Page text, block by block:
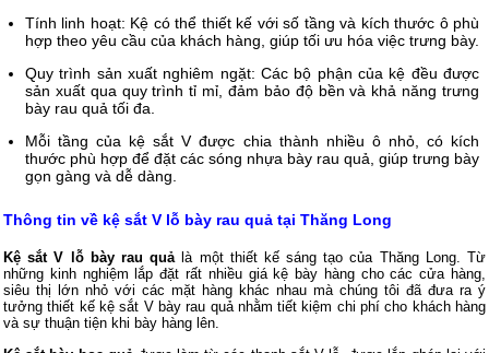
Tính linh hoạt: Kệ có thể thiết kế với số tầng và kích thước ô phù
hợp theo yêu cầu của khách hàng, giúp tối ưu hóa việc trưng bày.
Quy trình sản xuất nghiêm ngặt: Các bộ phận của kệ đều được
sản xuất qua quy trình tỉ mỉ, đảm bảo độ bền và khả năng trưng
bày rau quả tối đa.
Mỗi tầng của kệ sắt V được chia thành nhiều ô nhỏ, có kích
thước phù hợp để đặt các sóng nhựa bày rau quả, giúp trưng bày
gọn gàng và dễ dàng.
Thông tin về kệ sắt V lỗ bày rau quả tại Thăng Long
Kệ sắt V lỗ bày rau quả là một thiết kế sáng tạo của Thăng Long. Từ
những kinh nghiệm lắp đặt rất nhiều giá kệ bày hàng cho các cửa hàng,
siêu thị lớn nhỏ với các mặt hàng khác nhau mà chúng tôi đã đưa ra ý
tưởng thiết kế kệ sắt V bày rau quả nhằm tiết kiệm chi phí cho khách hàng
và sự thuận tiện khi bày hàng lên.